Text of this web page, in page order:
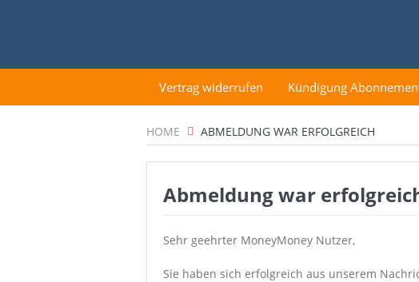
Vertrag widerrufen Kündigung
HOME ABMELDUNG WAR ERFOLGREICH
Abmeldung war
Sehr geehrter MoneyMoney Nutzer,
Sie haben sich erfolgreich aus unserem